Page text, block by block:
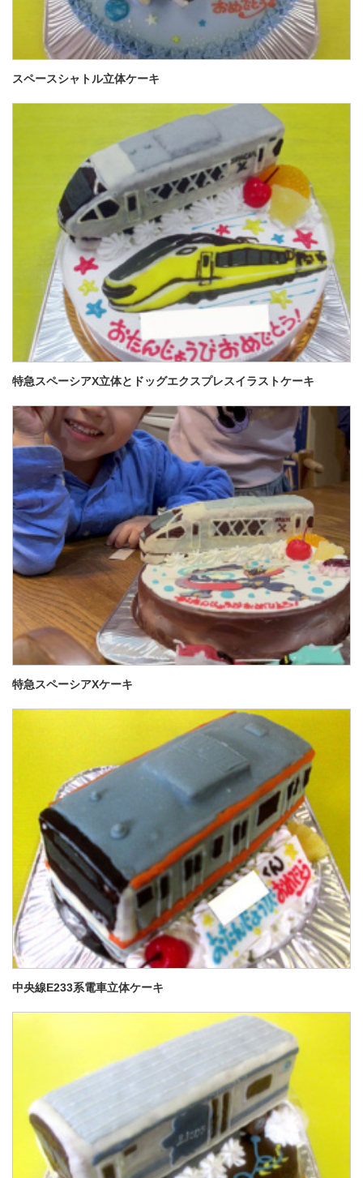
スペースシャトル立体ケーキ
特急スペーシアX立体とドッグエクスプレスイラストケーキ
特急スペーシアXケーキ
中央線E233系電車立体ケーキ